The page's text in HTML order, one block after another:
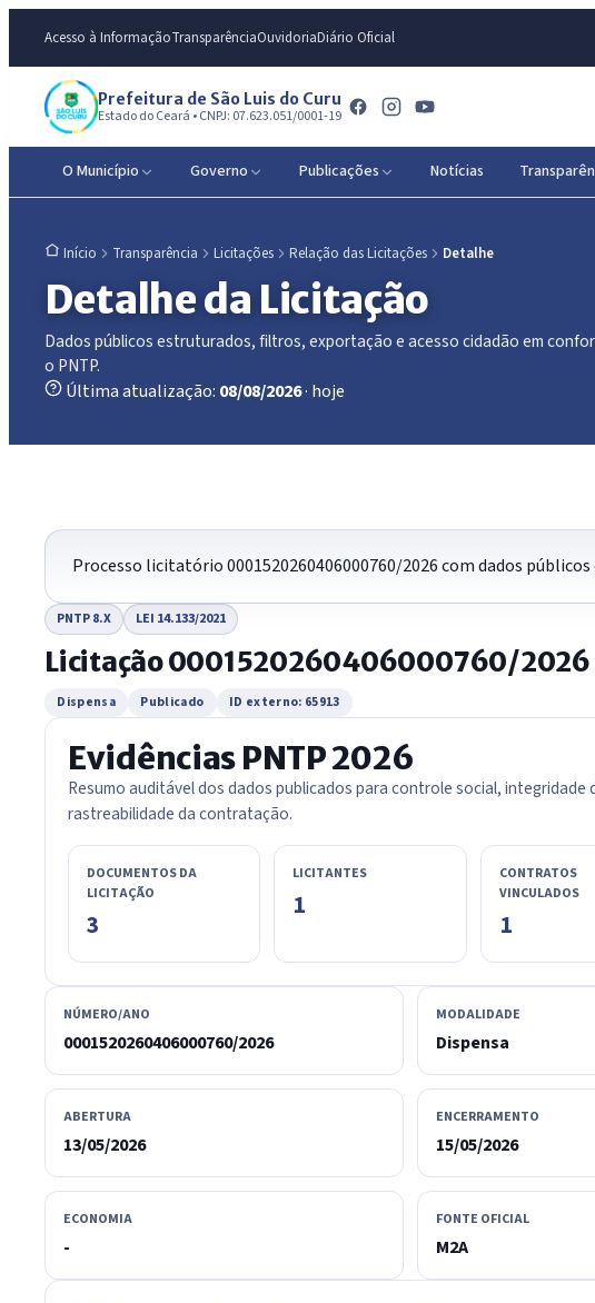
Acesso à InformaçãoTransparênciaOuvidoriaDiário Oficial
Prefeitura de São Luis do Curu
Estado do Ceará • CNPJ: 07.623.051/0001-19
O Município Governo Publicações Notícias
Início Transparência Licitações Relação das Licitações Detalhe
Detalhe da Licitação
Dados públicos estruturados, filtros, exportação e acesso cidadão em
o PNTP.
Última atualização: 08/08/2026· hoje
Processo licitatório 0001520260406000760/2026 com dados
PNTP 8.X LEI 14.133/2021
Licitação 0001520260406000760/2026
Dispensa Publicado ID externo: 65913
Evidências PNTP 2026
Resumo auditável dos dados publicados para controle social, integridade
rastreabilidade da contratação.
DOCUMENTOS DA
LICITAÇÃO
3
LICITANTES
1
CONTRATOS
VINCULADOS
1
NÚMERO/ANO
0001520260406000760/2026
MODALIDADE
Dispensa
ABERTURA
13/05/2026
ENCERRAMENTO
15/05/2026
ECONOMIA
-
FONTE OFICIAL
M2A